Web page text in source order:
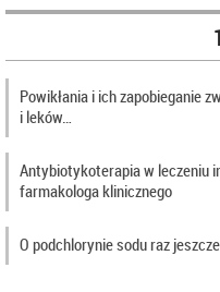
Powikłania i ich zapobieganie
i leków…
Antybiotykoterapia w leczeniu
farmakologa klinicznego
O podchlorynie sodu raz